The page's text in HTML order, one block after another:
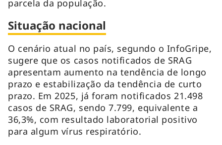
parcela da população.
Situação nacional
O cenário atual no país, segundo o InfoGripe,
sugere que os casos notificados de SRAG
apresentam aumento na tendência de longo
prazo e estabilização da tendência de curto
prazo. Em 2025, já foram notificados 21.498
casos de SRAG, sendo 7.799, equivalente a
36,3%, com resultado laboratorial positivo
para algum vírus respiratório.